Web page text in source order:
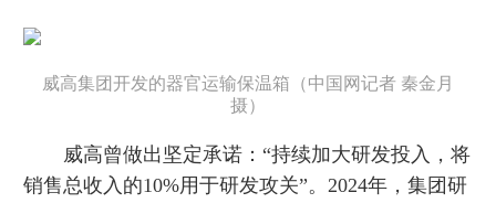
威高集团开发的器官运输保温箱（中国网记者 秦金月
摄）
威高曾做出坚定承诺：“持续加大研发投入，将
销售总收入的10%用于研发攻关”。2024年，集团研